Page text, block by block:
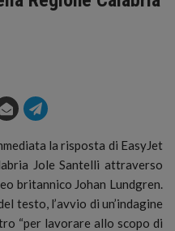
la risposta di EasyJet
Jole Santelli attraverso
britannico Johan Lundgren.
testo, l’avvio di un’indagine
“per lavorare allo scopo di